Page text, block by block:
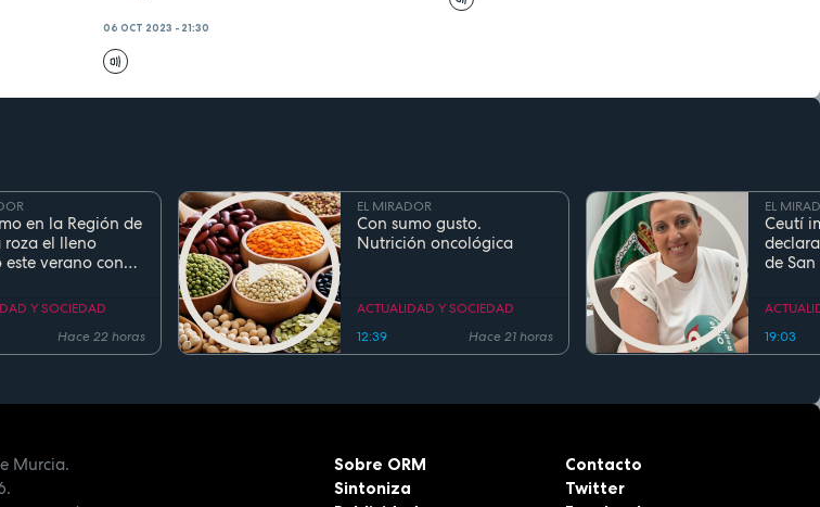
06 OCT 2023 - 21:30
en la Región de
roza el lleno
este verano con
Y SOCIEDAD
Hace 22 horas
EL MIRADOR
Con sumo gusto.
Nutrición oncológica
ACTUALIDAD Y SOCIEDAD
12:39
Hace 21 horas
EL
Ceutí
de
19:03
Murcia.
Sobre ORM
Sintoniza
Contacto
Twitter